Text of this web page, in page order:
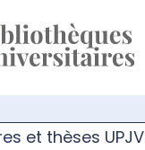
et thèses UPJV